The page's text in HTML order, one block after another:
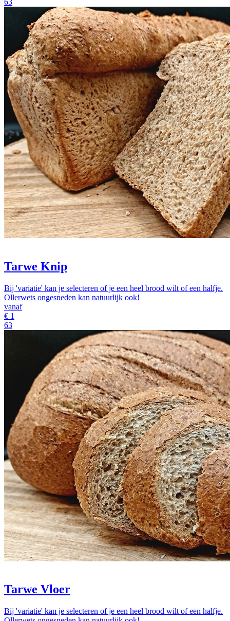
Tarwe Knip
Bij 'variatie' kan je selecteren of je een heel brood wilt of een halfje.
Ollerwets ongesneden kan natuurlijk ook!
vanaf
€ 1
63
Tarwe Vloer
Bij 'variatie' kan je selecteren of je een heel brood wilt of een halfje.